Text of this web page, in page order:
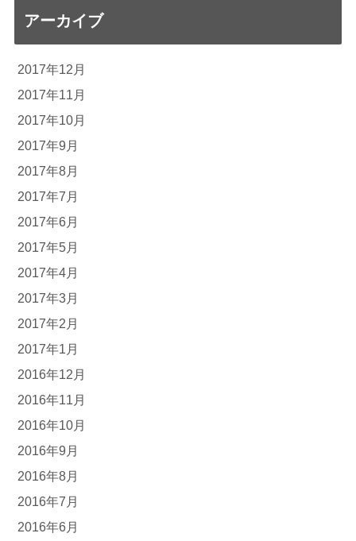
アーカイブ
2017年12月
2017年11月
2017年10月
2017年9月
2017年8月
2017年7月
2017年6月
2017年5月
2017年4月
2017年3月
2017年2月
2017年1月
2016年12月
2016年11月
2016年10月
2016年9月
2016年8月
2016年7月
2016年6月